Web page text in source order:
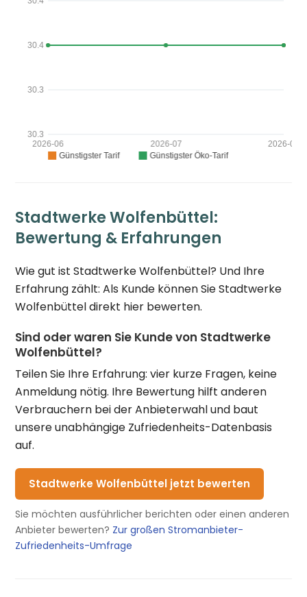
Stadtwerke Wolfenbüttel:
Bewertung & Erfahrungen
Wie gut ist Stadtwerke Wolfenbüttel? Und Ihre
Erfahrung zählt: Als Kunde können Sie Stadtwerke
Wolfenbüttel direkt hier bewerten.
Sind oder waren Sie Kunde von Stadtwerke
Wolfenbüttel?
Teilen Sie Ihre Erfahrung: vier kurze Fragen, keine
Anmeldung nötig. Ihre Bewertung hilft anderen
Verbrauchern bei der Anbieterwahl und baut
unsere unabhängige Zufriedenheits-Datenbasis
auf.
Stadtwerke Wolfenbüttel jetzt bewerten
Sie möchten ausführlicher berichten oder einen anderen
Anbieter bewerten? Zur großen Stromanbieter-
Zufriedenheits-Umfrage